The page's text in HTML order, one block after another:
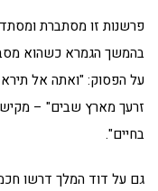
פרשנות זו מסתברת
בהמשך הגמרא כשהוא
על הפסוק: "ואתה אל תירא
זרעך מארץ שבים" – מקיש
בחיים".
גם על דוד המלך דרשו